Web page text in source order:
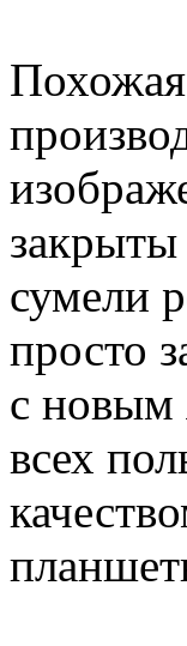
сумели
просто
с новым
всех